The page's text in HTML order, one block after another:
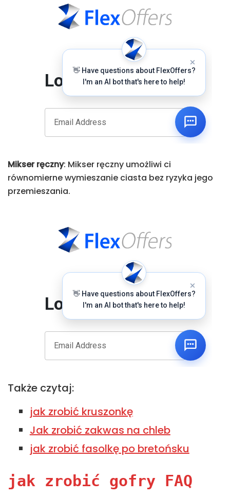
Mikser ręczny: Mikser ręczny umożliwi ci
równomierne wymieszanie ciasta bez ryzyka jego
przemieszania.
Także czytaj:
jak zrobić kruszonkę
Jak zrobić zakwas na chleb
jak zrobić fasolkę po bretońsku
jak zrobić gofry FAQ